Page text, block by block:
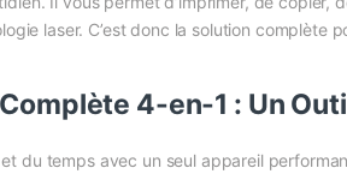
laser. C’est donc la solution complète
4-en-1 : Un
du temps avec un seul appareil